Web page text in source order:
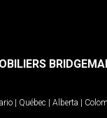
| Québec | Alberta |